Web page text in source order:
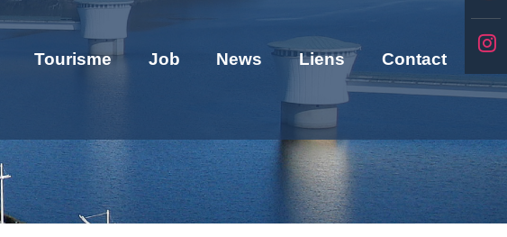
Tourisme Job News Liens Contact